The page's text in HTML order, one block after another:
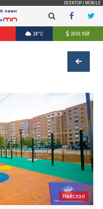
DESKTOP MOBILE
24°C 3593.93₮
Нийслэл